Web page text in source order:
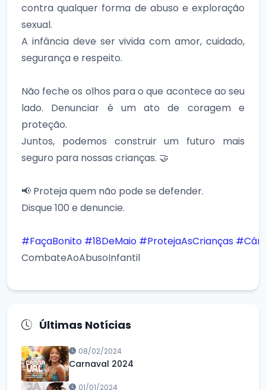
contra qualquer forma de abuso e exploração
sexual.
A infância deve ser vivida com amor, cuidado,
segurança e respeito.
Não feche os olhos para o que acontece ao seu
lado. Denunciar é um ato de coragem e
proteção.
Juntos, podemos construir um futuro mais
seguro para nossas crianças. 🤝
📢 Proteja quem não pode se defender.
Disque 100 e denuncie.
#FaçaBonito #18DeMaio #ProtejaAsCrianças
CombateAoAbusoInfantil
Últimas Notícias
08/02/2024
Carnaval 2024
01/01/2024